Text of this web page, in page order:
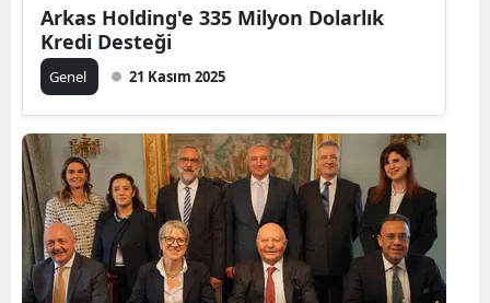
Arkas Holding'e 335 Milyon Dolarlık
Kredi Desteği
Genel 21 Kasım 2025